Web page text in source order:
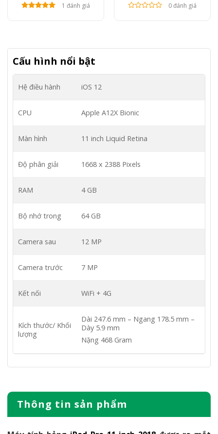
1 đánh giá 0 đánh giá
Thông tin sản phẩm
Cấu hình nổi bật
Hệ điều hành iOS 12
CPU Apple A12X Bionic
Màn hình 11 inch Liquid Retina
Độ phân giải 1668 x 2388 Pixels
RAM 4 GB
Bộ nhớ trong 64 GB
Camera sau 12 MP
Camera trước 7 MP
Kết nối WiFi + 4G
Kích thước/ Khối
lượng
Dài 247.6 mm – Ngang 178.5 mm –
Dày 5.9 mm
Nặng 468 Gram